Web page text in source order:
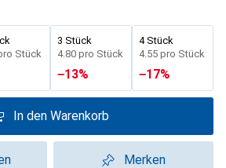
Stück
3 Stück
CHF
4.80 pro Stück
−13%
4 Stück
CHF
4.55 pro Stück
−17%
In den Warenkorb
Merken